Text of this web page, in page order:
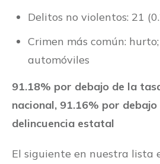
Delitos no violentos: 21
Crimen más común:
automóviles
91.18% por debajo de la
nacional, 91.16% por
delincuencia estatal
El siguiente en nuestra lista